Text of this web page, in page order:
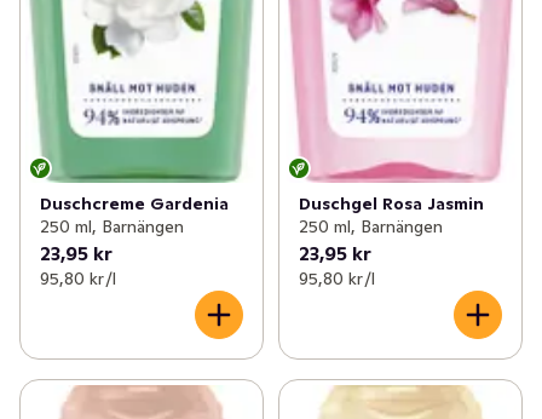
Duschcreme Gardenia
250 ml, Barnängen
23,95 kr
95,80 kr /l
Duschgel Rosa Jasmin
250 ml, Barnängen
23,95 kr
95,80 kr /l